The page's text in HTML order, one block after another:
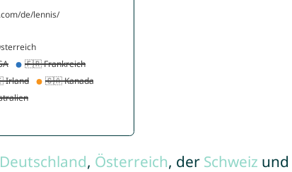
Deutschland, Österreich, der Schweiz und